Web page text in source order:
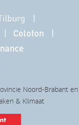
Colofon
Noord-Brabant en
& Klimaat